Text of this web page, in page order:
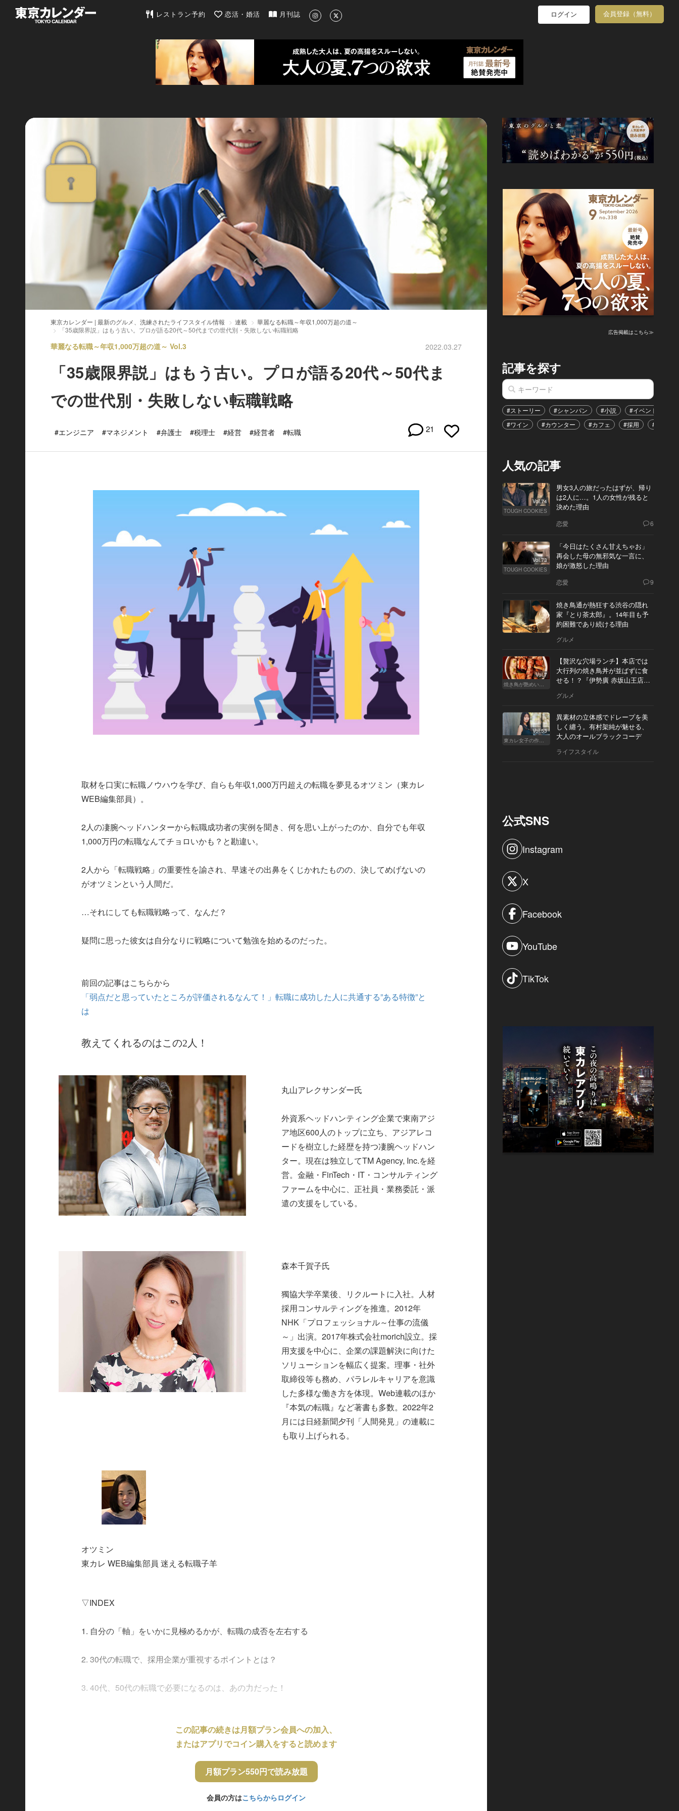
東京カレンダー | 最新のグルメ、洗練されたライフスタイル情報
レストラン予約 恋活・婚活 月刊誌 ログイン 会員登録（無料）
東京カレンダー | 最新のグルメ、洗練されたライフスタイル情報 連載
華麗なる転職～年収1,000万超の道～
「35歳限界説」はもう古い。プロが語る20代～50代までの世代別・失敗しない転職戦略
華麗なる転職～年収1,000万超の道～ Vol.3 2022.03.27
「35歳限界説」はもう古い。プロが語る20代～50代ま
での世代別・失敗しない転職戦略
#エンジニア #マネジメント #弁護士 #税理士 #経営 #経営者 #転職 21
取材を口実に転職ノウハウを学び、自らも年収1,000万円超えの転職を夢見るオツミン（東カレ
WEB編集部員）。
2人の凄腕ヘッドハンターから転職成功者の実例を聞き、何を思い上がったのか、自分でも年収
1,000万円の転職なんてチョロいかも？と勘違い。
2人から「転職戦略」の重要性を諭され、早速その出鼻をくじかれたものの、決してめげないの
がオツミンという人間だ。
…それにしても転職戦略って、なんだ？
疑問に思った彼女は自分なりに戦略について勉強を始めるのだった。
前回の記事はこちらから
「弱点だと思っていたところが評価されるなんて！」転職に成功した人に共通する”ある特徴”と
は
教えてくれるのはこの2人！
丸山アレクサンダー氏
外資系ヘッドハンティング企業で東南アジ
ア地区600人のトップに立ち、アジアレコ
ードを樹立した経歴を持つ凄腕ヘッドハン
ター。現在は独立してTM Agency, Inc.を経
営。金融・FinTech・IT・コンサルティング
ファームを中心に、正社員・業務委託・派
遣の支援をしている。
森本千賀子氏
獨協大学卒業後、リクルートに入社。人材
採用コンサルティングを推進。2012年
NHK「プロフェッショナル～仕事の流儀
～」出演。2017年株式会社morich設立。採
用支援を中心に、企業の課題解決に向けた
ソリューションを幅広く提案。理事・社外
取締役等も務め、パラレルキャリアを意識
した多様な働き方を体現。Web連載のほか
『本気の転職』など著書も多数。2022年2
月には日経新聞夕刊「人間発見」の連載に
も取り上げられる。
オツミン
東カレ WEB編集部員 迷える転職子羊
▽INDEX
1. 自分の「軸」をいかに見極めるかが、転職の成否を左右する
2. 30代の転職で、採用企業が重視するポイントとは？
3. 40代、50代の転職で必要になるのは、あの力だった！
この記事の続きは月額プラン会員への加入、
またはアプリでコイン購入をすると読めます
月額プラン550円で読み放題
会員の方はこちらからログイン
広告掲載はこちら≫
記事を探す
#ストーリー #シャンパン #小説 #イベント
#ワイン
#カウンター #カフェ #採用 #恋愛
人気の記事
Vol.74
TOUGH COOKIES
男女3人の旅だったはずが、帰り
は2人に…。1人の女性が残ると
決めた理由
恋愛 6
Vol.73
TOUGH COOKIES
「今日はたくさん甘えちゃお」
再会した母の無邪気な一言に、
娘が激怒した理由
恋愛 9
焼き鳥通が熱狂する渋谷の隠れ
家『とり茶太郎』。14年目も予
約困難であり続ける理由
グルメ
Vol.7
焼き鳥が艶めいてきた
【贅沢な穴場ランチ】本店では
大行列の焼き鳥丼が並ばずに食
せる！？『伊勢廣 赤坂山王店』
グルメ
Vol.53
東カレ女子の作り方
異素材の立体感でドレープを美
しく纏う。有村架純が魅せる、
大人のオールブラックコーデ
ライフスタイル
公式SNS
Instagram
X
Facebook
YouTube
TikTok